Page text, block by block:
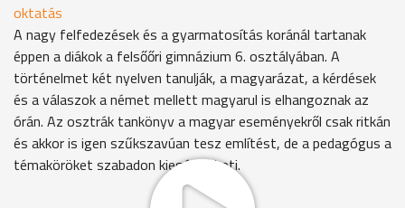
oktatás
A nagy felfedezések és a gyarmatosítás koránál tartanak
éppen a diákok a felsőőri gimnázium 6. osztályában. A
történelmet két nyelven tanulják, a magyarázat, a kérdések
és a válaszok a német mellett magyarul is elhangoznak az
órán. Az osztrák tankönyv a magyar eseményekről csak ritkán
és akkor is igen szűkszavúan tesz említést, de a pedagógus a
témaköröket szabadon kiegészítheti.